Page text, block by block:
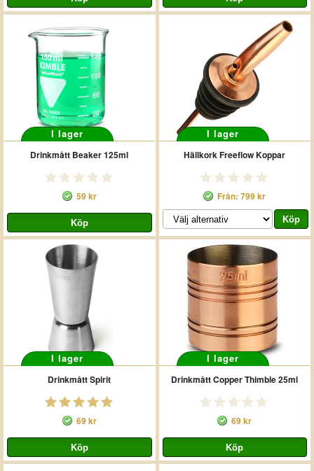
I lager
Drinkmått Beaker 125ml
59 kr
I lager
Hällkork Freeflow Koppar
Från: 799 kr
I lager
Drinkmått Spirit
69 kr
I lager
Drinkmått Copper Thimble 25ml
69 kr